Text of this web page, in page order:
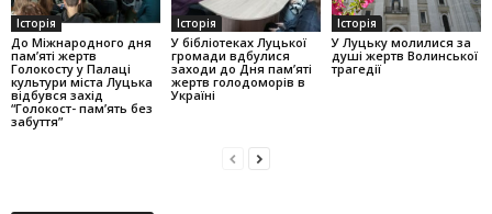
Історія
До Міжнародного дня
пам’яті жертв
Голокосту у Палаці
культури міста Луцька
відбувся захід
“Голокост- пам’ять без
забуття”
Історія
У бібліотеках Луцької
громади вдбулися
заходи до Дня пам’яті
жертв голодоморів в
Україні
Історія
У Луцьку молилися за
душі жертв Волинської
трагедії